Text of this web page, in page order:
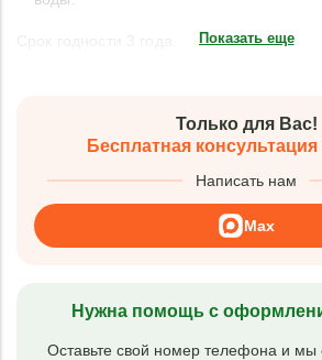
Показать еще
Только для Вас!
Бесплатная консультация
Написать нам
Max
Нужна помощь с
Оставьте свой номер телефона и